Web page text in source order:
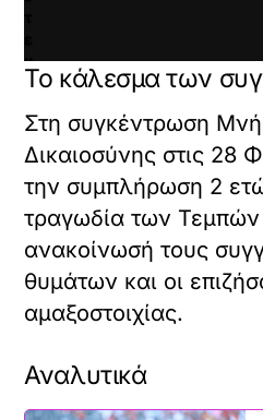
κ
ν
α
ο
ρ
ώ
σ
τ
α
υ
τ
Το κάλεσμα των
Στη συγκέντρωση
Δικαιοσύνης στις 28
την συμπλήρωση 2
τραγωδία των
ανακοίνωσή τους
θυμάτων και οι
αμαξοστοιχίας.
Αναλυτικά